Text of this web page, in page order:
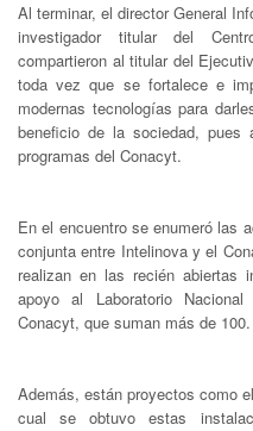
Al terminar, el director General
investigador titular del
compartieron al titular del
toda vez que se fortalece e
modernas tecnologías para
beneficio de la sociedad,
programas del Conacyt.
En el encuentro se enumeró las
conjunta entre Intelinova y el
realizan en las recién abiertas
apoyo al Laboratorio
Conacyt, que suman más de 100.
Además, están proyectos como
cual se obtuvo estas